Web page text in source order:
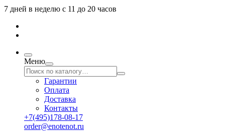
7 дней в неделю с 11 до 20 часов
Меню
Гарантии
Оплата
Доставка
Контакты
+7(495)178-08-17
order@enotenot.ru